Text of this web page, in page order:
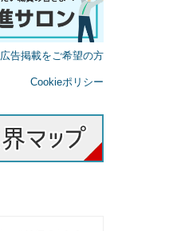
広告掲載をご希望の方
Cookieポリシー